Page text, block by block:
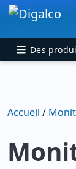
Des
Accueil /